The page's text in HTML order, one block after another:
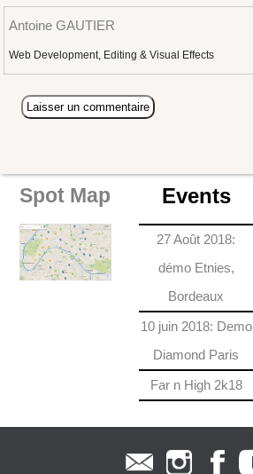
Antoine GAUTIER
Web Development, Editing & Visual Effects
Spot Map Events
27 Août 2018:
démo Etnies,
Bordeaux
10 juin 2018: Demo
Diamond Paris
Far n High 2k18